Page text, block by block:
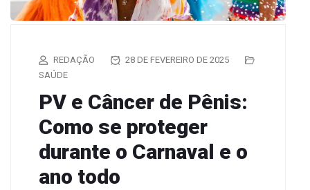
REDAÇÃO
28 DE FEVEREIRO DE 2025
SAÚDE
PV e Câncer de Pênis:
Como se proteger
durante o Carnaval e o
ano todo